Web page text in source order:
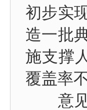
初步实
造一批
施支撑
覆盖率
意见